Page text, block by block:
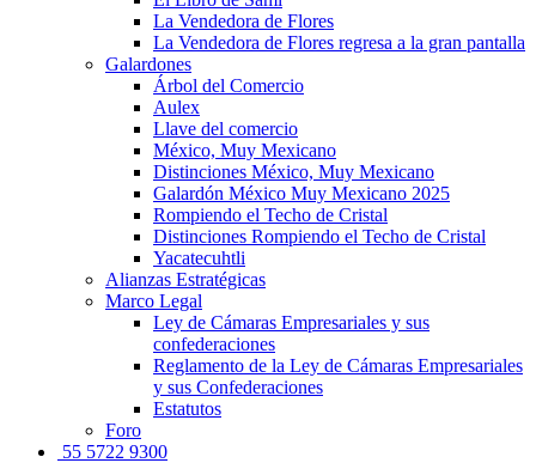
La Vendedora de Flores
La Vendedora de Flores regresa a la gran pantalla
Galardones
Árbol del Comercio
Aulex
Llave del comercio
México, Muy Mexicano
Distinciones México, Muy Mexicano
Galardón México Muy Mexicano 2025
Rompiendo el Techo de Cristal
Distinciones Rompiendo el Techo de Cristal
Yacatecuhtli
Alianzas Estratégicas
Marco Legal
Ley de Cámaras Empresariales y sus
confederaciones
Reglamento de la Ley de Cámaras Empresariales
y sus Confederaciones
Estatutos
Foro
55 5722 9300